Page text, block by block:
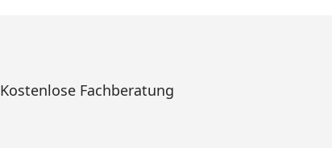
Kostenlose Fachberatung